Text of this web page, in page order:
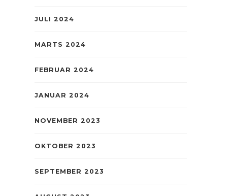
JULI 2024
MARTS 2024
FEBRUAR 2024
JANUAR 2024
NOVEMBER 2023
OKTOBER 2023
SEPTEMBER 2023